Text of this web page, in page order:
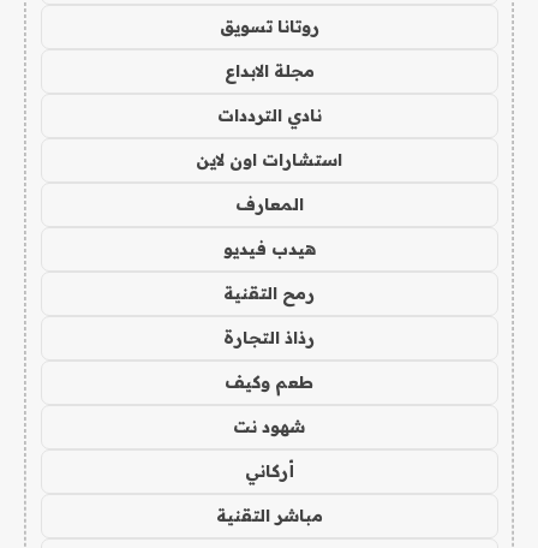
روتانا تسويق
مجلة الابداع
نادي الترددات
استشارات اون لاين
المعارف
هيدب فيديو
رمح التقنية
رذاذ التجارة
طعم وكيف
شهود نت
أركاني
مباشر التقنية